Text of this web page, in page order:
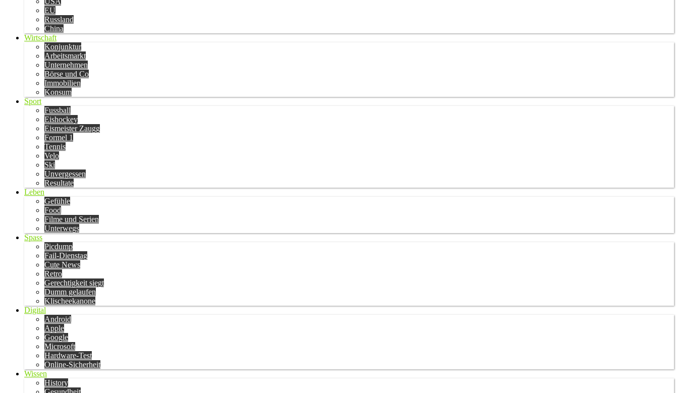
EU
Russland
China
Wirtschaft
Konjunktur
Arbeitsmarkt
Unternehmen
Börse und Co
Immobilien
Konsum
Sport
Fussball
Eishockey
Eismeister Zaugg
Formel 1
Tennis
Velo
Ski
Unvergessen
Resultate
Leben
Gefühle
Food
Filme und Serien
Unterwegs
Spass
Picdump
Fail-Dienstag
Cute News
Retro
Gerechtigkeit siegt
Dumm gelaufen
Klischeekanone
Digital
Android
Apple
Google
Microsoft
Hardware-Test
Online-Sicherheit
Wissen
History